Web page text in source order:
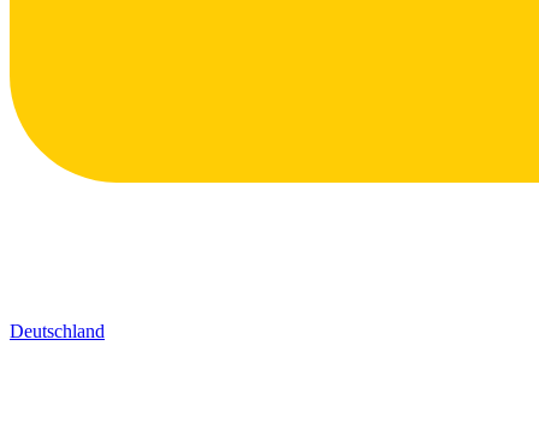
Deutschland